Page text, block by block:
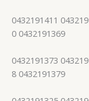
0432191411
0 0432191369
0432191373
8 0432191379